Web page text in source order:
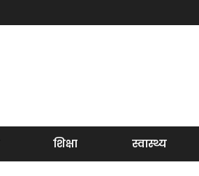
शिक्षा स्वास्थ्य